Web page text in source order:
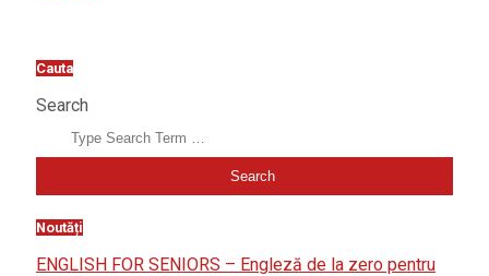
Cauta
Search
Noutăți
ENGLISH FOR SENIORS – Engleză de la zero pentru